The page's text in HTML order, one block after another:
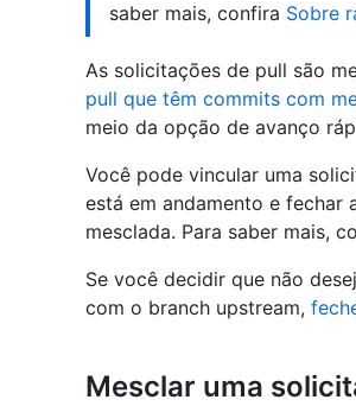
saber mais, confira Sobre
As solicitações de pull são
pull que têm commits com
meio da opção de avanço
Você pode vincular uma
está em andamento e fechar
mesclada. Para saber mais,
Se você decidir que não
com o branch upstream,
Mesclar uma